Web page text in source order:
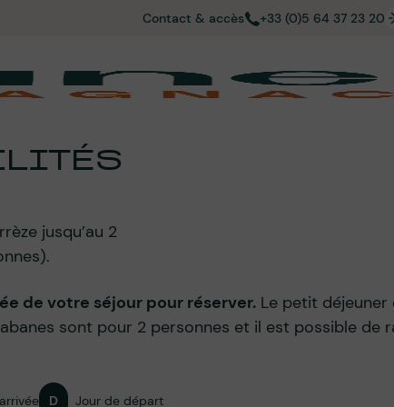
Contact & accès +33 (0)5 64 37 23 20
jusqu’au 2
de votre séjour pour réserver. Le petit déjeuner
sont pour 2 personnes et il est possible de
D Jour de départ